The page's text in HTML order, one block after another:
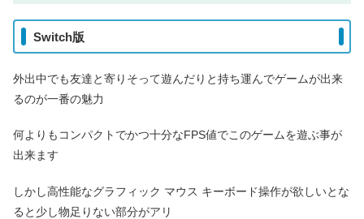
Switch版
外出中でも友達と寄りそって遊んだりと持ち運んでゲームが出来
るのが一番の魅力
何よりもコンパクトでかつ十分なFPS値でこのゲームを遊ぶ事が
出来ます
しかし高性能なグラフィック マウス キーボード操作が欲しいとな
ると少し物足りない部分がアリ